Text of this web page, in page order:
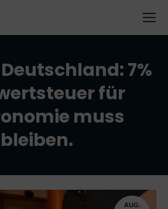
7%
für
muss
bleiben.
AUG.